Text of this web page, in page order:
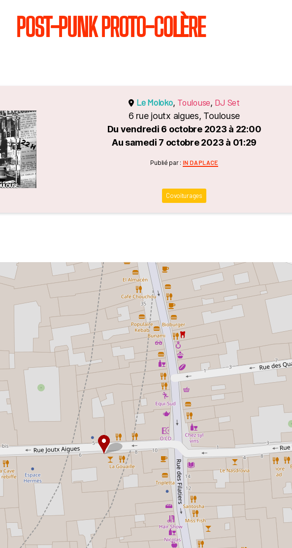
POST-PUNK PROTO-COLÈRE
Le Moloko, Toulouse, DJ Set
6 rue joutx aigues, Toulouse
Du vendredi 6 octobre 2023 à 22:00
Au samedi 7 octobre 2023 à 01:29
Catégories
Publié par : IN DA PLACE
Covoiturages